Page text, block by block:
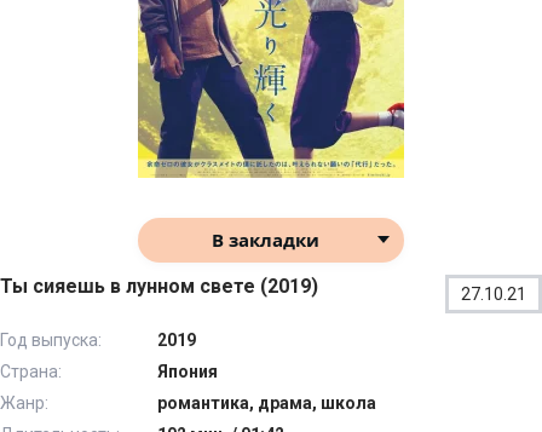
В закладки
Ты сияешь в лунном свете (2019) 27.10.21
Год выпуска:
2019
Страна:
Япония
Жанр:
романтика, драма, школа